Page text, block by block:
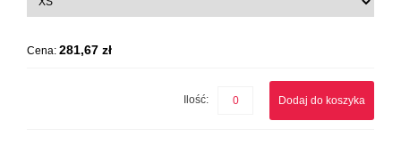
Cena: 281,67 zł
Ilość: Dodaj do koszyka